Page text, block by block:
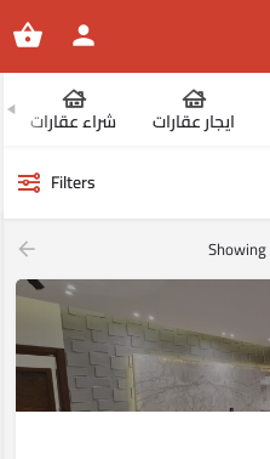
ايجار عقارات
شراء عقارات
Filters
Showing